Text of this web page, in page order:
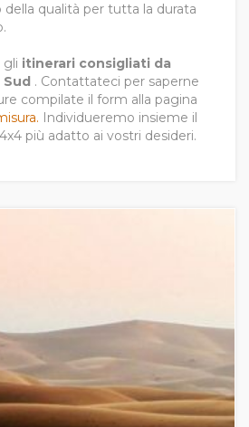
della qualità per tutta la durata
gli itinerari consigliati da
. Contattateci per saperne
compilate il form alla pagina
Individueremo insieme il
più adatto ai vostri desideri.